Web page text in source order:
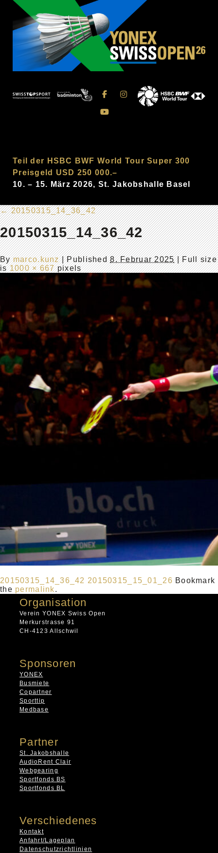
Teil der HSBC BWF World Tour Super 300
Preisgeld USD 250 000.–
10. – 15. März 2026, St. Jakobshalle Basel
←20150315_14_36_42
20150315_14_36_42
Bymarco.kunz |Published8. Februar 2025| Full size
is1000 × 667pixels
20150315_14_36_42 20150315_15_01_26 Bookmark
the permalink.
Organisation
Verein YONEX Swiss Open
Merkurstrasse 91
CH-4123 Allschwil
Sponsoren
YONEX
Busmiete
Copartner
Sporttip
Medbase
Partner
St. Jakobshalle
AudioRent Clair
Webgearing
Sportfonds BS
Sportfonds BL
Verschiedenes
Kontakt
Anfahrt/Lageplan
Datenschutzrichtlinien